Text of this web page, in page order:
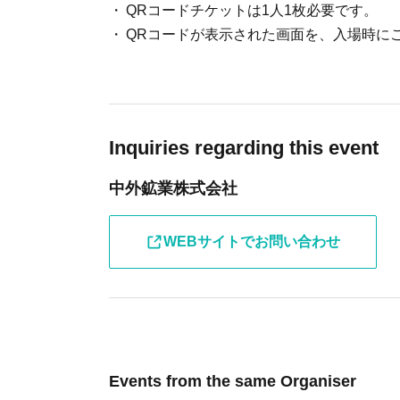
・必ずご利用人数分のチケット購入をお願
までとさせていただきます。(3名以上でのお
【当日のご利用について】
スタッフへご確認ください。
QRコードチケットは1人1枚必要です。
QRコードが表示された画面を、入場時に
Inquiries regarding this event
中外鉱業株式会社
WEBサイトでお問い合わせ
Events from the same Organiser